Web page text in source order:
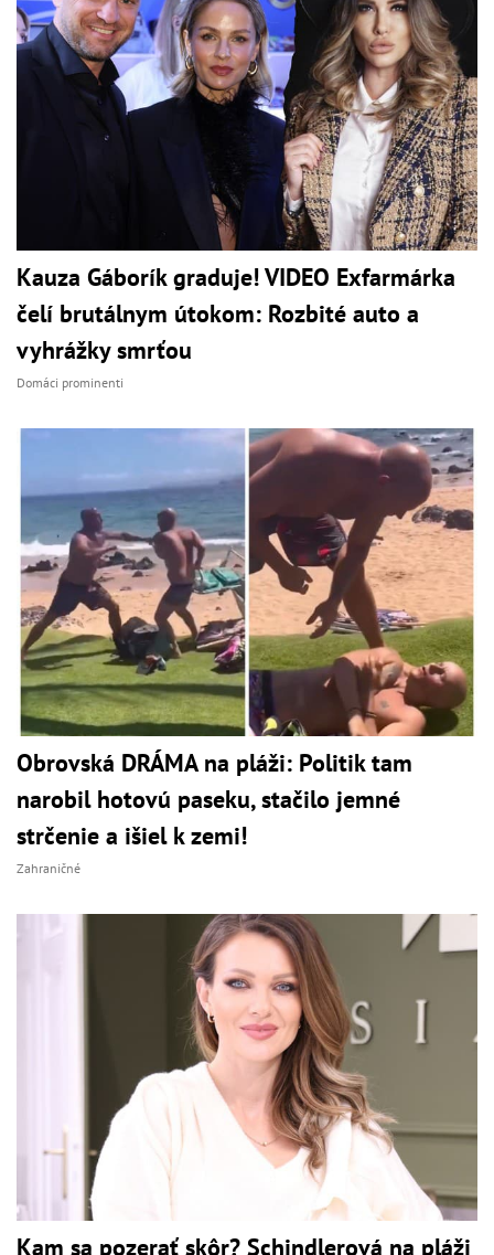
Kauza Gáborík graduje! VIDEO Exfarmárka
čelí brutálnym útokom: Rozbité auto a
vyhrážky smrťou
Domáci prominenti
Obrovská DRÁMA na pláži: Politik tam
narobil hotovú paseku, stačilo jemné
strčenie a išiel k zemi!
Zahraničné
Kam sa pozerať skôr? Schindlerová na pláži